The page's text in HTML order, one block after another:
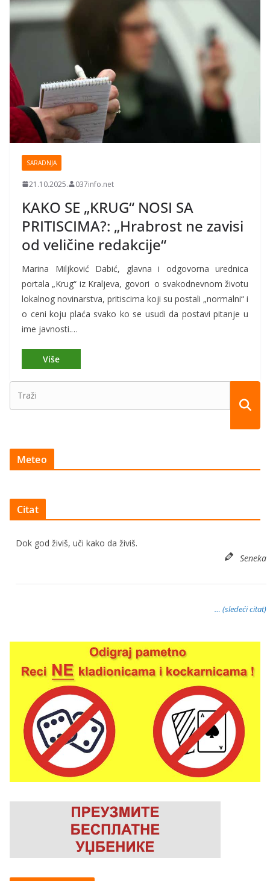
SARADNJA
21.10.2025. 037info.net
KAKO SE „KRUG“ NOSI SA
PRITISCIMA?: „Hrabrost ne zavisi
od veličine redakcije“
Marina Miljković Dabić, glavna i odgovorna urednica
portala „Krug“ iz Kraljeva, govori o svakodnevnom životu
lokalnog novinarstva, pritiscima koji su postali „normalni“ i
o ceni koju plaća svako ko se usudi da postavi pitanje u
ime javnosti.…
Meteo
Citat
Dok god živiš, uči kako da živiš.
Seneka
… (sledeći citat)